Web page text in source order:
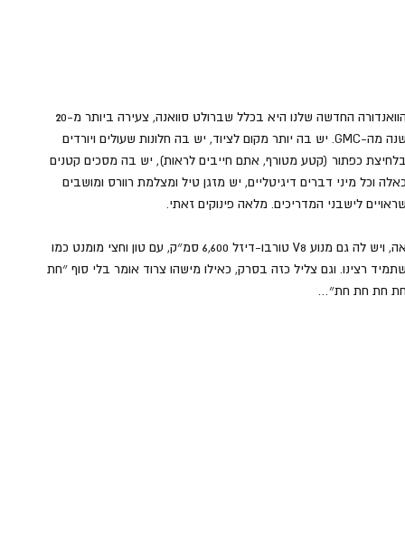
שנה מה-GMC. יש בה יותר מקום לציוד, יש בה חלונות שעולים ויורדים
כפתור (קטע מטורף, אתם חייבים לראות), יש בה מסכים קטנים
וכל מיני דברים דיגיטליים, יש מזגן טיל ומצלמת רוורס ומושבים
לישבני המדריכים. מלאה פינוקים זאתי.
אה, ויש לה גם מנוע V8 טורבו-דיזל 6,600 סמ״ק, עם טון וחצי מומנט כמו
רצינו. וגם צליל כזה בסרק, כאילו מישהו צרוד אומר בלי סוף ״חת
חת חת חת״…